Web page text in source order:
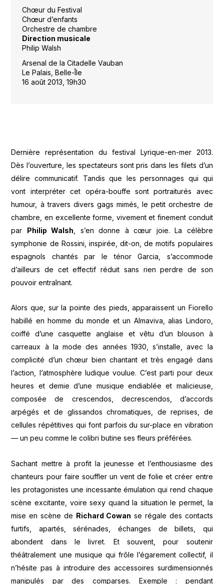
Chœur du Festival
Chœur d’enfants
Orchestre de chambre
Direction musicale
Philip Walsh
Arsenal de la Citadelle Vauban
Le Palais, Belle-Île
16 août 2013, 19h30
Dernière représentation du festival Lyrique-en-mer 2013.
Dès l’ouverture, les spectateurs sont pris dans les filets d’un
délire communicatif. Tandis que les personnages qui qui
vont interpréter cet opéra-bouffe sont portraiturés avec
humour, à travers divers gags mimés, le petit orchestre de
chambre, en excellente forme, vivement et finement conduit
par Philip Walsh , s’en donne à cœur joie. La célèbre
symphonie de Rossini, inspirée, dit-on, de motifs populaires
espagnols chantés par le ténor Garcia, s’accommode
d’ailleurs de cet effectif réduit sans rien perdre de son
pouvoir entraînant.
Alors que, sur la pointe des pieds, apparaissent un Fiorello
habillé en homme du monde et un Almaviva, alias Lindoro,
coiffé d’une casquette anglaise et vêtu d’un blouson à
carreaux à la mode des années 1930, s’installe, avec la
complicité d’un chœur bien chantant et très engagé dans
l’action, l’atmosphère ludique voulue. C’est parti pour deux
heures et demie d’une musique endiablée et malicieuse,
composée de crescendos, decrescendos, d’accords
arpégés et de glissandos chromatiques, de reprises, de
cellules répétitives qui font parfois du sur-place en vibration
— un peu comme le colibri butine ses fleurs préférées.
Sachant mettre à profit la jeunesse et l’enthousiasme des
chanteurs pour faire souffler un vent de folie et créer entre
les protagonistes une incessante émulation qui rend chaque
scène excitante, voire sexy quand la situation le permet, la
mise en scène de Richard Cowan se régale des contacts
furtifs, apartés, sérénades, échanges de billets, qui
abondent dans le livret. Et souvent, pour soutenir
théâtralement une musique qui frôle l’égarement collectif, il
n’hésite pas à introduire des accessoires surdimensionnés
manipulés par des comparses. Exemple : pendant